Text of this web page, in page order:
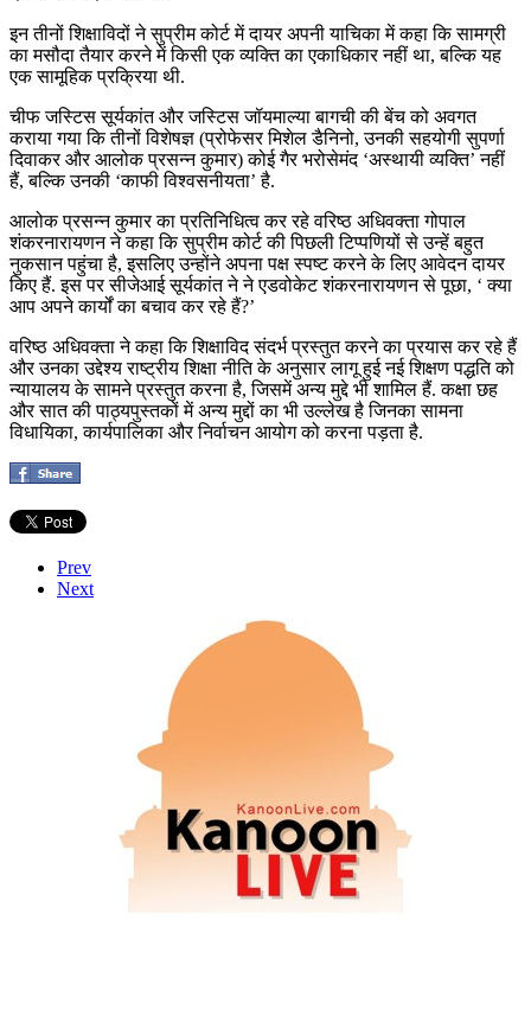
इन तीनों शिक्षाविदों ने सुप्रीम कोर्ट में दायर अपनी याचिका में कहा कि सामग्री
का मसौदा तैयार करने में किसी एक व्यक्ति का एकाधिकार नहीं था, बल्कि यह
एक सामूहिक प्रक्रिया थी.
चीफ जस्टिस सूर्यकांत और जस्टिस जॉयमाल्या बागची की बेंच को अवगत
कराया गया कि तीनों विशेषज्ञ (प्रोफेसर मिशेल डैनिनो, उनकी सहयोगी सुपर्णा
दिवाकर और आलोक प्रसन्न कुमार) कोई गैर भरोसेमंद ‘अस्थायी व्यक्ति’ नहीं
हैं, बल्कि उनकी ‘काफी विश्वसनीयता’ है.
आलोक प्रसन्न कुमार का प्रतिनिधित्व कर रहे वरिष्ठ अधिवक्ता गोपाल
शंकरनारायणन ने कहा कि सुप्रीम कोर्ट की पिछली टिप्पणियों से उन्हें बहुत
नुकसान पहुंचा है, इसलिए उन्होंने अपना पक्ष स्पष्ट करने के लिए आवेदन दायर
किए हैं. इस पर सीजेआई सूर्यकांत ने ने एडवोकेट शंकरनारायणन से पूछा, ‘ क्या
आप अपने कार्यों का बचाव कर रहे हैं?’
वरिष्ठ अधिवक्ता ने कहा कि शिक्षाविद संदर्भ प्रस्तुत करने का प्रयास कर रहे हैं
और उनका उद्देश्य राष्ट्रीय शिक्षा नीति के अनुसार लागू हुई नई शिक्षण पद्धति को
न्यायालय के सामने प्रस्तुत करना है, जिसमें अन्य मुद्दे भी शामिल हैं. कक्षा छह
और सात की पाठ्यपुस्तकों में अन्य मुद्दों का भी उल्लेख है जिनका सामना
विधायिका, कार्यपालिका और निर्वाचन आयोग को करना पड़ता है.
Prev
Next